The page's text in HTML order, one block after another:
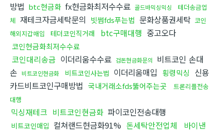
방법 btc현금화 fx현금화최저수수료 골드바믹싱믹싱
테더송금업
체 재테크자금세탁문의 빗썸fds푸는법 문화상품권세탁 코인
해외지갑매입
테더코인직거래 btc구매대행 중고오다
코인현금화최저수수료
코인대리송금 이더리움수수료 검돈현금화문의
비트코인 손대
손 비트코인현금화 비트코인사는법 이더리움매입 횡령믹싱
신용
카드비트코인구매방법 국내거래소fds뚫어주는곳
트론리플전송
대행
믹싱재테크 비트코인현금화 파이코인전송대행
비트코인매입 컬쳐랜드현금화91% 돈세탁안전업체
바이낸